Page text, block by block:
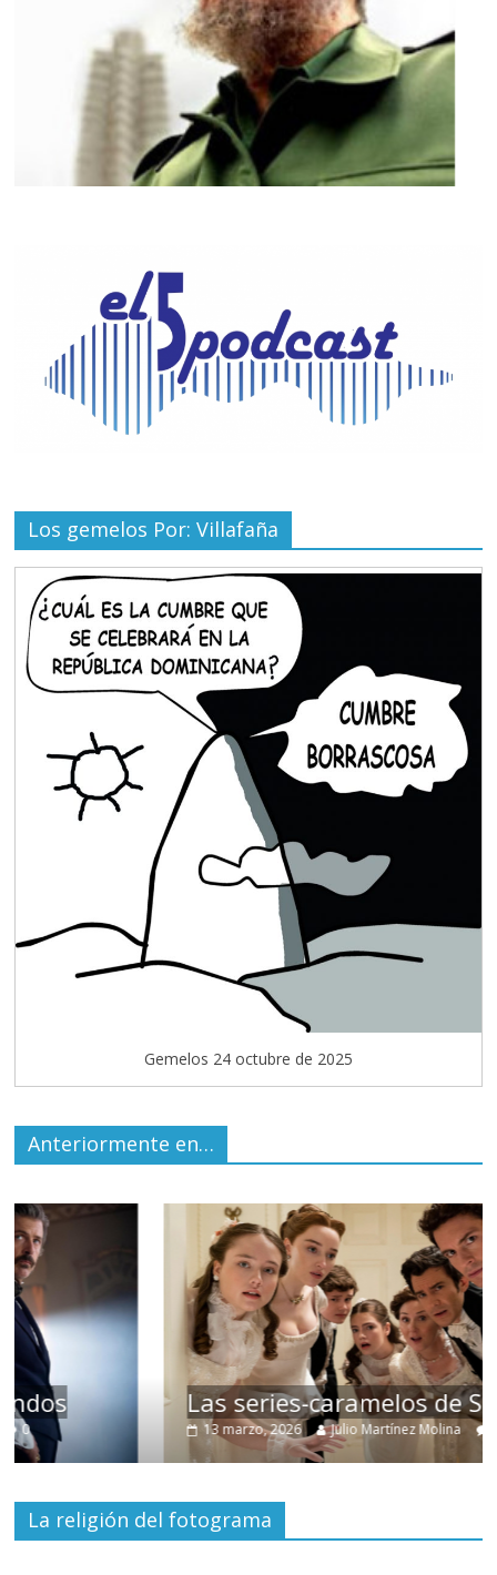
Los gemelos Por: Villafaña
Gemelos 24 octubre de 2025
Anteriormente en…
Las series-caramelos de Shondaland
13 marzo, 2026 Julio Martínez Molina 0
La religión del fotograma